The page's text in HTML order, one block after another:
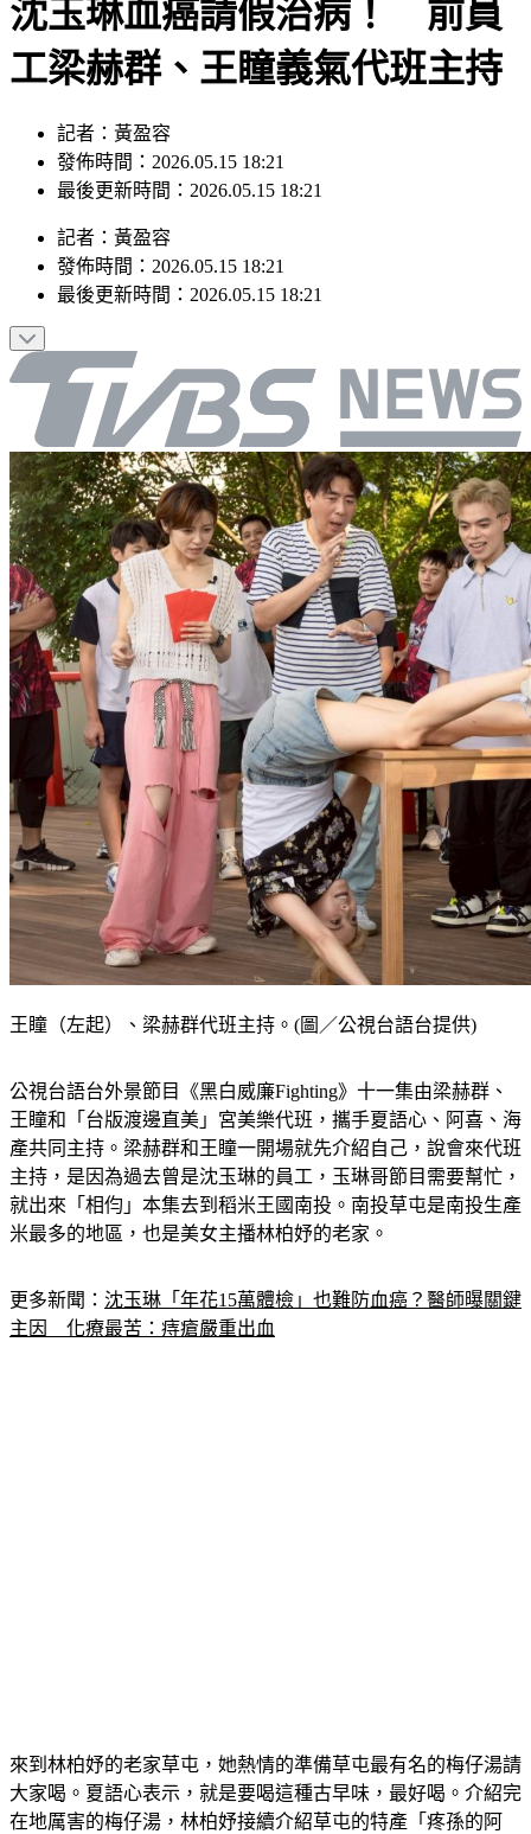
沈玉琳血癌請假治病！ 前員
工梁赫群、王瞳義氣代班主持
記者：黃盈容
發佈時間：2026.05.15 18:21
記者：黃盈容
發佈時間：2026.05.15 18:21
公視台語台外景節目《黑白威廉Fighting》十一集由梁赫群、
王瞳和「台版渡邊直美」宮美樂代班，攜手夏語心、阿喜、海
產共同主持。梁赫群和王瞳一開場就先介紹自己，說會來代班
主持，是因為過去曾是沈玉琳的員工，玉琳哥節目需要幫忙，
就出來「相伨」本集去到稻米王國南投。南投草屯是南投生產
更多新聞：沈玉琳「年花15萬體檢」也難防血癌？醫師曝關鍵
來到林柏妤的老家草屯，她熱情的準備草屯最有名的梅仔湯請
大家喝。夏語心表示，就是要喝這種古早味，最好喝。介紹完